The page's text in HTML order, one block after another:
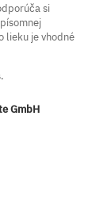
si
lieku je vhodné
GmbH